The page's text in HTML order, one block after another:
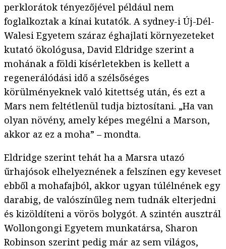
perklorátok tényezőjével például nem
foglalkoztak a kínai kutatók. A sydney-i Új-Dél-
Walesi Egyetem száraz éghajlati környezeteket
kutató ökológusa, David Eldridge szerint a
mohának a földi kísérletekben is kellett a
regenerálódási idő a szélsőséges
körülményeknek való kitettség után, és ezt a
Mars nem feltétlenül tudja biztosítani. „Ha van
olyan növény, amely képes megélni a Marson,
akkor az ez a moha” – mondta.
Eldridge szerint tehát ha a Marsra utazó
űrhajósok elhelyeznének a felszínen egy keveset
ebből a mohafajból, akkor ugyan túlélnének egy
darabig, de valószínűleg nem tudnák elterjedni
és kizöldíteni a vörös bolygót. A szintén ausztrál
Wollongongi Egyetem munkatársa, Sharon
Robinson szerint pedig már az sem világos,